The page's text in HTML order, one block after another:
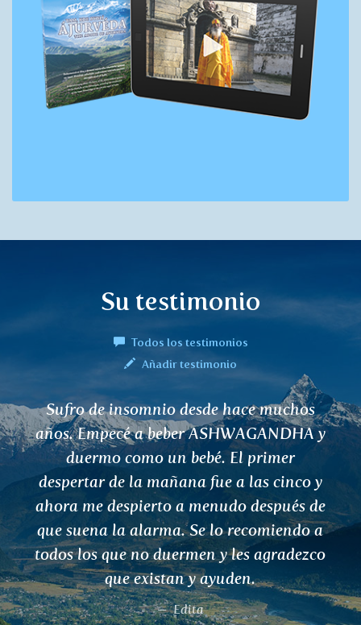
Su testimonio
Todos los testimonios
Añadir testimonio
Me gustaría darle las gracias por el té
NAGARA. Me libré de mis problemas, los
efectos positivos observé ya después de
cinco días. No sólo me libré de la
inflamación, sino también de la
sensación de manos y piernas frías. Mi
piel también es más pura.
Marcela